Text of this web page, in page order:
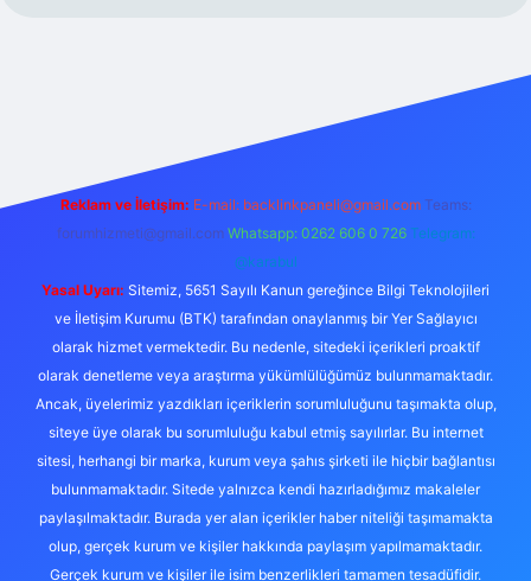
Reklam ve İletişim: E-mail: backlinkpaneli@gmail.com Teams:
forumhizmeti@gmail.com Whatsapp: 0262 606 0 726 Telegram:
@karabul
Yasal Uyarı: Sitemiz, 5651 Sayılı Kanun gereğince Bilgi Teknolojileri
ve İletişim Kurumu (BTK) tarafından onaylanmış bir Yer Sağlayıcı
olarak hizmet vermektedir. Bu nedenle, sitedeki içerikleri proaktif
olarak denetleme veya araştırma yükümlülüğümüz bulunmamaktadır.
Ancak, üyelerimiz yazdıkları içeriklerin sorumluluğunu taşımakta olup,
siteye üye olarak bu sorumluluğu kabul etmiş sayılırlar. Bu internet
sitesi, herhangi bir marka, kurum veya şahıs şirketi ile hiçbir bağlantısı
bulunmamaktadır. Sitede yalnızca kendi hazırladığımız makaleler
paylaşılmaktadır. Burada yer alan içerikler haber niteliği taşımamakta
olup, gerçek kurum ve kişiler hakkında paylaşım yapılmamaktadır.
Gerçek kurum ve kişiler ile isim benzerlikleri tamamen tesadüfidir.